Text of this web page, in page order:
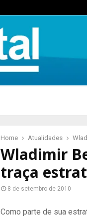
Home Atualidades
Wladimir
traça
8 de setembro de 2010
Como parte de sua